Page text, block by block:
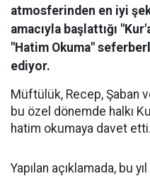
atmosferinden en iyi
amacıyla başlattığı
"Hatim Okuma"
ediyor.
Müftülük, Recep, Şaban
bu özel dönemde halkı
hatim okumaya davet etti.
Yapılan açıklamada, bu